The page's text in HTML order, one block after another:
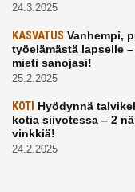
24.3.2025
KASVATUS Vanhempi,
työelämästä lapselle
mieti sanojasi!
25.2.2025
KOTI Hyödynnä
kotia siivotessa – 2
vinkkiä!
24.2.2025